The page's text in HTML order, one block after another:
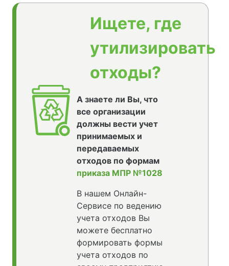
Ищете, где
утилизировать
отходы?
А знаете ли Вы, что
все организации
должны вести учет
принимаемых и
передаваемых
отходов по формам
приказа МПР №1028
В нашем Онлайн-
Сервисе по ведению
учета отходов Вы
можете бесплатно
формировать формы
учета отходов по